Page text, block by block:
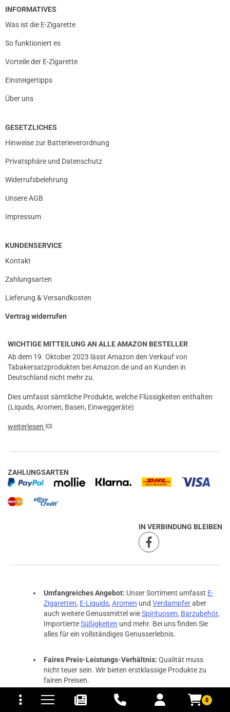
0
und Versandkosten
INFORMATIVES
Was ist die E-Zigarette
So funktioniert es
Vorteile der E-Zigarette
Einsteigertipps
Über uns
GESETZLICHES
Hinweise zur Batterieverordnung
Privatsphäre und Datenschutz
Widerrufsbelehrung
Unsere AGB
Impressum
KUNDENSERVICE
Kontakt
Zahlungsarten
Lieferung & Versandkosten
Vertrag widerrufen
WICHTIGE MITTEILUNG AN ALLE AMAZON BESTELLER
Ab dem 19. Oktober 2023 lässt Amazon den Verkauf von
Tabakersatzprodukten bei Amazon.de und an Kunden in
Deutschland nicht mehr zu.
Dies umfasst sämtliche Produkte, welche Flüssigkeiten enthalten
(Liquids, Aromen, Basen, Einweggeräte)
weiterlesen
ZAHLUNGSARTEN
IN VERBINDUNG BLEIBEN
Umfangreiches Angebot: Unser Sortiment umfasst E-
Zigaretten, E-Liquids, Aromen und Verdampferaber
auch weitere Genussmittel wieSpirituosen, Barzubehör,
ImportierteSüßigkeiten und mehr. Bei uns finden Sie
alles für ein vollständiges Genusserlebnis.
Faires Preis-Leistungs-Verhältnis: Qualität muss
nicht teuer sein. Wir bieten erstklassige Produkte zu
fairen Preisen.
Freundlicher Kundenservice: Unser engagiertes Team